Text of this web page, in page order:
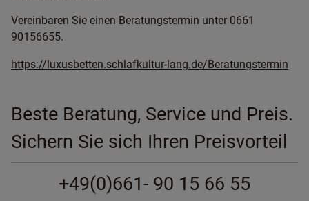
Vereinbaren Sie einen Beratungstermin unter 0661
90156655.
https://luxusbetten.schlafkultur-lang.de/Beratungstermin
Beste Beratung, Service und Preis.
Sichern Sie sich Ihren Preisvorteil
+49(0)661- 90 15 66 55